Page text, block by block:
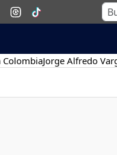
ColombiaJorge Alfredo